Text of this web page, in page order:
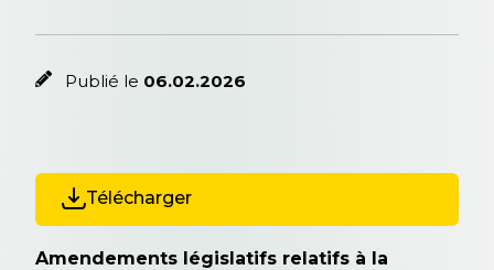
Publié le 06.02.2026
Télécharger
Amendements législatifs relatifs à la